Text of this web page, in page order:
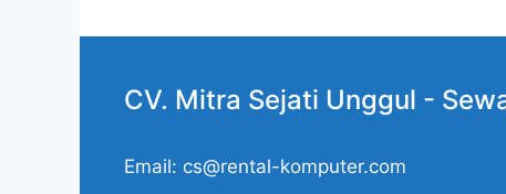
CV. Mitra Sejati Unggul -
Email: cs@rental-komputer.com